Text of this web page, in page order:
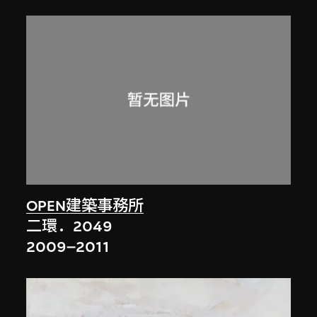
OPEN建築事務所
二環．2049
2009–2011